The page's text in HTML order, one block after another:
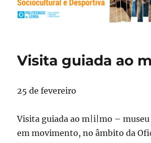
Visita guiada ao
25 de fevereiro
Visita guiada ao m|i|mo –
em movimento, no âmbito da